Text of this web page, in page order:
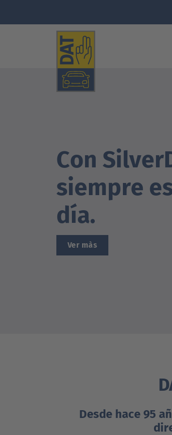
Con
siempre
día.
Ver màs
Desde hace 95